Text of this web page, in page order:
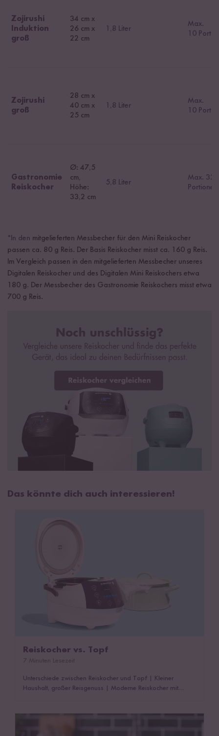
Zojirushi
Induktion
groß
34 cm x
26 cm x
22 cm
1,8 Liter
Max.
10
Zojirushi
groß
28 cm x
40 cm x
25 cm
1,8 Liter
Max.
10
Gastronomie
Reiskocher
Ø: 47,5
cm,
Höhe:
33,2 cm
5,8 Liter
Max. 32
Portionen
*In den mitgelieferten Messbecher für den Mini Reiskocher
passen ca. 80 g Reis. Der Basis Reiskocher misst ca. 160 g Reis.
Im Vergleich passen in den mitgelieferten Messbecher unseres
Digitalen Reiskocher und des Digitalen Mini Reiskochers etwa
180 g. Der Messbecher des Gastronomie Reiskochers misst etwa
700 g Reis.
Das könnte dich auch interessieren!
Reiskocher vs. Topf
Unterschiede zwischen Reiskocher und Topf | Kleiner
Haushalt, großer Reisgenuss | Moderne Reiskocher mit